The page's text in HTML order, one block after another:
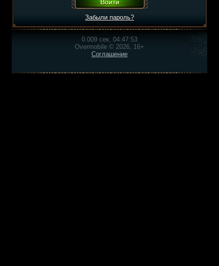
Забыли пароль?
0.009 сек, 04:47:53
Overmobile © 2026, 16+
Соглашение